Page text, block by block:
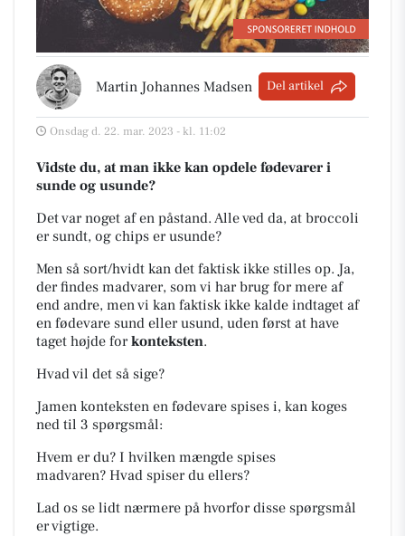
Martin Johannes Madsen Del artikel
Onsdag d. 22. mar. 2023 - kl. 11:02
Vidste du, at man ikke kan opdele fødevarer i
sunde og usunde?
Det var noget af en påstand. Alle ved da, at broccoli
er sundt, og chips er usunde?
Men så sort/hvidt kan det faktisk ikke stilles op. Ja,
der findes madvarer, som vi har brug for mere af
end andre, men vi kan faktisk ikke kalde indtaget af
en fødevare sund eller usund, uden først at have
taget højde forkonteksten.
Hvad vil det så sige?
Jamen konteksten en fødevare spises i, kan koges
ned til 3 spørgsmål:
Hvem er du? I hvilken mængde spises
madvaren? Hvad spiser du ellers?
Lad os se lidt nærmere på hvorfor disse spørgsmål
er vigtige.